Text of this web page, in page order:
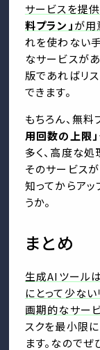
サービスを提供
料プラン」が用
れを使わない
なサービスが
版であればリ
できます。
もちろん、無料
用回数の上限」
多く、高度な処
そのサービス
知ってからア
うか。
まとめ
生成AIツールは
にとって少な
画期的なサー
スクを最小限
ます。なので